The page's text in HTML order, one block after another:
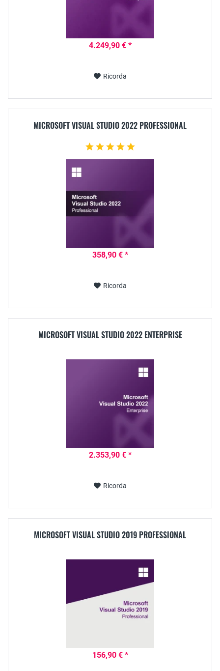
4.249,90 € *
Ricorda
MICROSOFT VISUAL STUDIO 2022 PROFESSIONAL
358,90 € *
Ricorda
MICROSOFT VISUAL STUDIO 2022 ENTERPRISE
2.353,90 € *
Ricorda
MICROSOFT VISUAL STUDIO 2019 PROFESSIONAL
156,90 € *